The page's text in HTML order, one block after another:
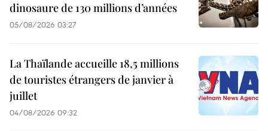
dinosaure de 130 millions d’années
05/08/2026 03:27
La Thaïlande accueille 18,5 millions
de touristes étrangers de janvier à
juillet
04/08/2026 09:32